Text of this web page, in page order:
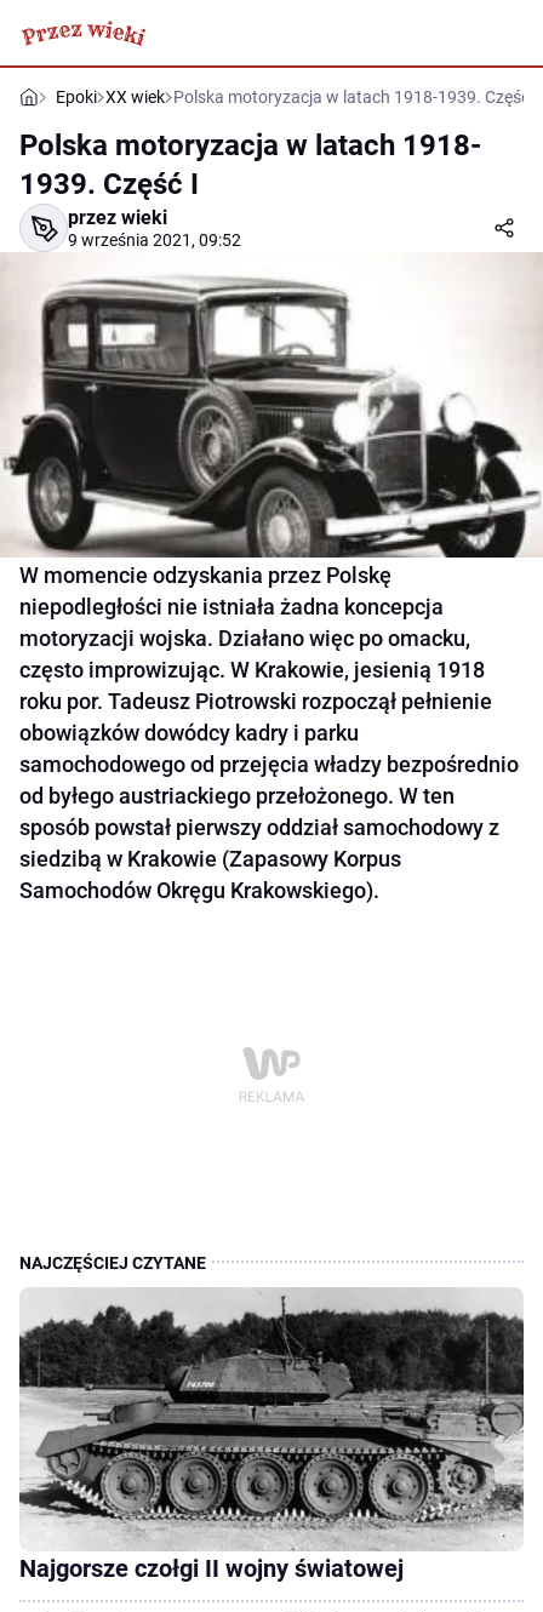
Epoki XX wiek Polska motoryzacja w latach 1918-1939. Część I
Polska motoryzacja w latach 1918-
1939. Część I
przez wieki
9 września 2021, 09:52
W momencie odzyskania przez Polskę
niepodległości nie istniała żadna koncepcja
motoryzacji wojska. Działano więc po omacku,
często improwizując. W Krakowie, jesienią 1918
roku por. Tadeusz Piotrowski rozpoczął pełnienie
obowiązków dowódcy kadry i parku
samochodowego od przejęcia władzy bezpośrednio
od byłego austriackiego przełożonego. W ten
sposób powstał pierwszy oddział samochodowy z
siedzibą w Krakowie (Zapasowy Korpus
Samochodów Okręgu Krakowskiego).
Najgorsze czołgi II wojny światowej